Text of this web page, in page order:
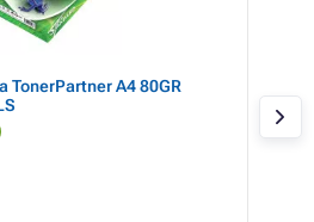
Copy A3 / 160g 250